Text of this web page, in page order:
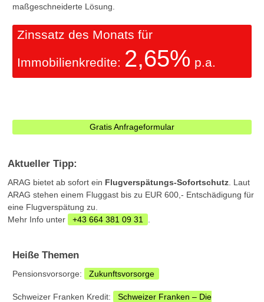
maßgeschneiderte Lösung.
Zinssatz des Monats für
Immobilienkredite: 2,65% p.a.
Gratis Anfrageformular
Aktueller Tipp:
ARAG bietet ab sofort ein Flugverspätungs-Sofortschutz. Laut
ARAG stehen einem Fluggast bis zu EUR 600,- Entschädigung für
eine Flugverspätung zu.
Mehr Info unter
+43 664 381 09 31 .
Heiße Themen
Pensionsvorsorge: Zukunftsvorsorge
Schweizer Franken Kredit:
Schweizer Franken – Die